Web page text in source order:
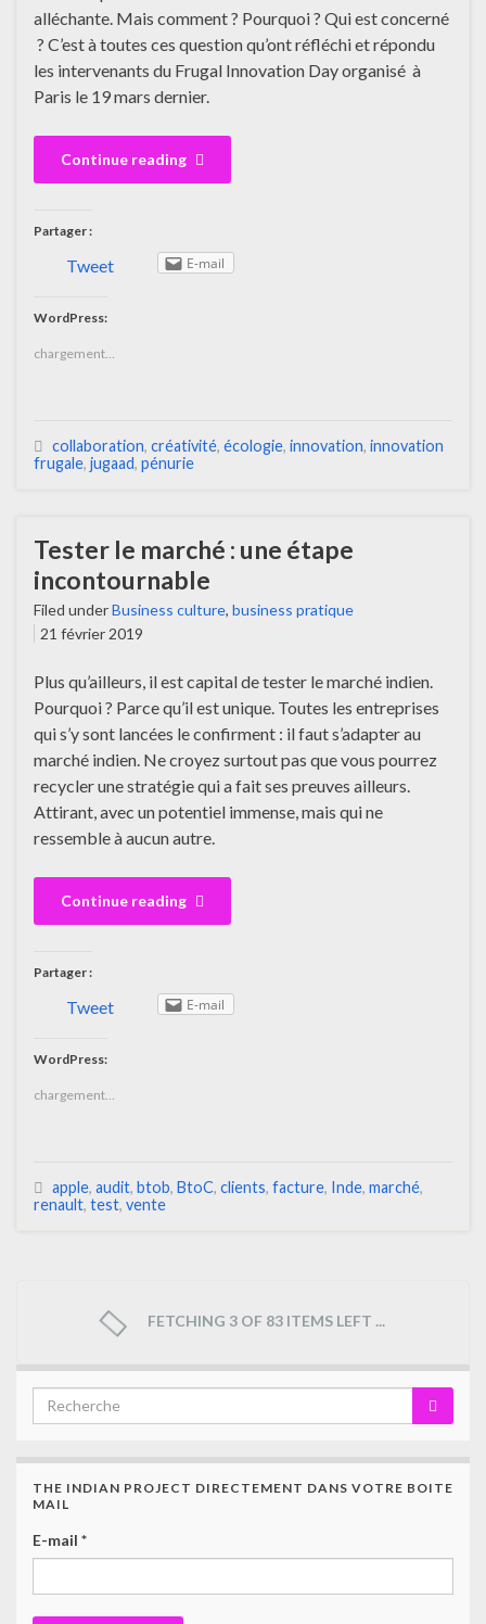
alléchante. Mais comment ? Pourquoi ? Qui est concerné
? C’est à toutes ces question qu’ont réfléchi et répondu
les intervenants du Frugal Innovation Day organisé à
Paris le 19 mars dernier.
Continue reading
Partager :
Tweet E-mail
WordPress:
chargement…
collaboration, créativité, écologie, innovation, innovation
frugale, jugaad, pénurie
Tester le marché : une étape
incontournable
Filed underBusiness culture, business pratique
21 février 2019
Plus qu’ailleurs, il est capital de tester le marché indien.
Pourquoi ? Parce qu’il est unique. Toutes les entreprises
qui s’y sont lancées le confirment : il faut s’adapter au
marché indien. Ne croyez surtout pas que vous pourrez
recycler une stratégie qui a fait ses preuves ailleurs.
Attirant, avec un potentiel immense, mais qui ne
ressemble à aucun autre.
Continue reading
Partager :
Tweet E-mail
WordPress:
chargement…
apple, audit, btob, BtoC, clients, facture, Inde, marché,
renault, test, vente
FETCHING 3 OF 83 ITEMS LEFT ...
THE INDIAN PROJECT DIRECTEMENT DANS VOTRE BOITE
MAIL
E-mail *